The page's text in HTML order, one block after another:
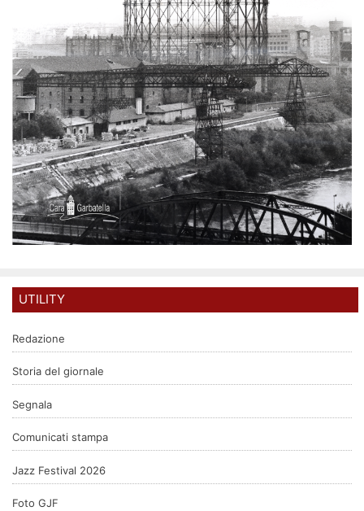
UTILITY
Redazione
Storia del giornale
Segnala
Comunicati stampa
Jazz Festival 2026
Foto GJF